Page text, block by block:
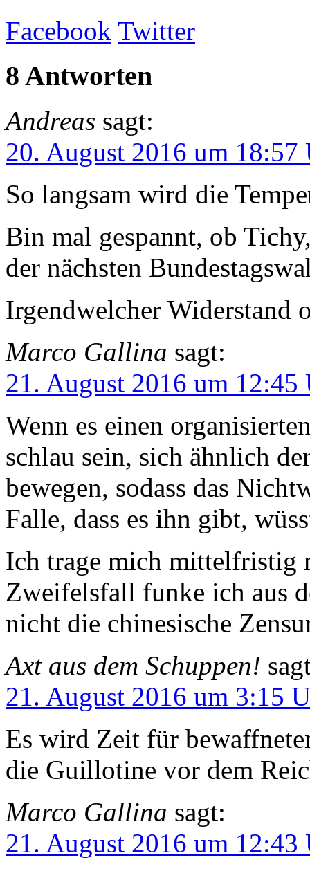
Facebook Twitter
8 Antworten
Andreas sagt:
20. August 2016 um 18:57
So langsam wird die
Bin mal gespannt, ob
der nächsten
Irgendwelcher Widerstand
Marco Gallina sagt:
21. August 2016 um 12:45
Wenn es einen
schlau sein, sich ähnlich
bewegen, sodass das
Falle, dass es ihn gibt,
Ich trage mich mittelfristig
Zweifelsfall funke ich aus
nicht die chinesische
Axt aus dem Schuppen!
21. August 2016 um 3:15
Es wird Zeit für
die Guillotine vor dem
Marco Gallina sagt:
21. August 2016 um 12:43